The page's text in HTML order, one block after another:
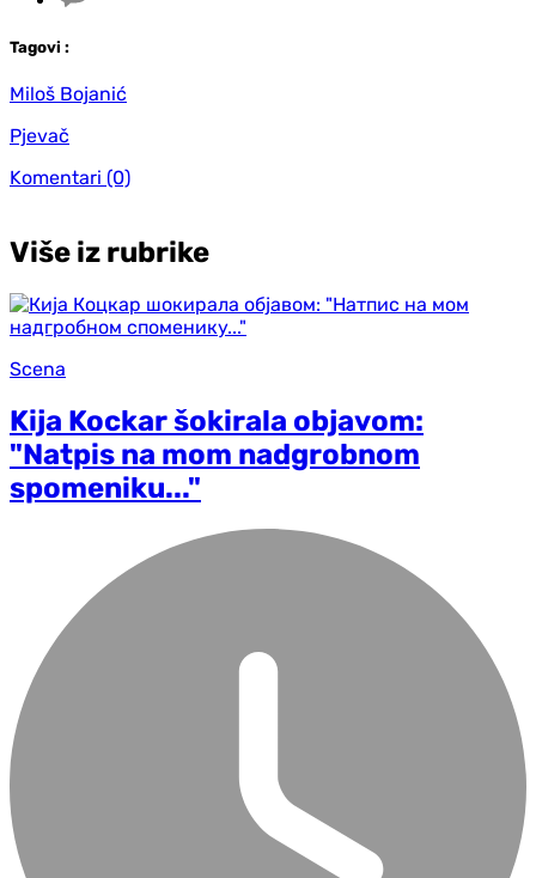
Tagovi :
Miloš Bojanić
Pjevač
Komentari (0)
Više iz rubrike
Scena
Kija Kockar šokirala objavom:
"Natpis na mom nadgrobnom
spomeniku..."